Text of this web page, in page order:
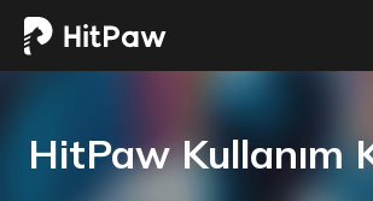
HitPaw Kullanım